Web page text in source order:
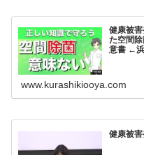
健康被
た空間
意書 ←
www.kurashikiooya.com
健康被